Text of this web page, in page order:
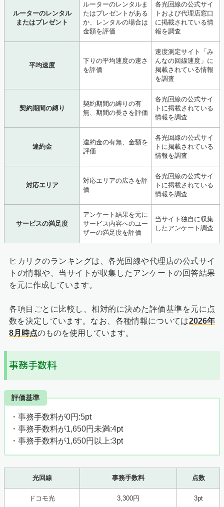
ルーターのレンタル
またはプレゼント
ルーターのレンタルま
たはプレゼントがある
か、レンタルの場合は
金額を評価
各光回線の公式サイ
トおよび代理店窓口
に掲載されている情
報を調査
平均速度
下りの平均速度の速さ
を評価
速度測定サイト「み
んなの回線速度」に
掲載されている情報
を調査
契約期間の縛り
契約期間の縛りの有
無、期間の長さを評価
各光回線の公式サイ
トに掲載されている
情報を調査
違約金
違約金の有無、金額を
評価
各光回線の公式サイ
トに掲載されている
情報を調査
対応エリア
対応エリアの広さを評
価
各光回線の公式サイ
トに掲載されている
情報を調査
サービスの満足度
アンケート結果を元に
サービス内容へのユー
ザーの満足度を評価
当サイト独自に収集
したアンケート調査
ヒカリクのランキングは、各光回線や代理店の公式サイ
トの情報や、当サイトが収集したアンケートの回答結果
を元に作成しています。
各項目ごとに比較し、相対的に決めた評価基準を元に点
数を決定しています。なお、各種情報については2026年
8月時点のものを使用しています。
事務手数料
評価基準
・事務手数料が0円:5pt
・事務手数料が1,650円未満:4pt
・事務手数料が1,650円以上:3pt
光回線 事務手数料 点数
ドコモ光 3,300円 3pt